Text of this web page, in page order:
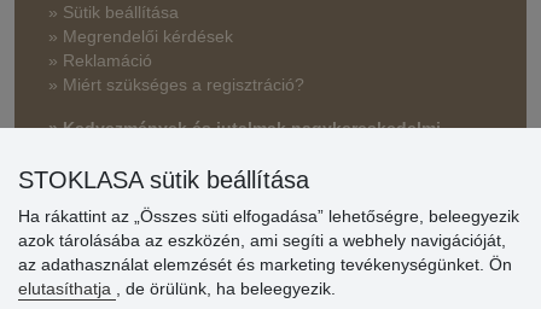
» Sütik beállítása
» Megrendelői kérdések
» Reklamáció
» Miért szükséges a regisztráció?
» Kedvezmények és jutalmak nagykereskedelmi
Vásárlók
STOKLASA sütik beállítása
Ha rákattint az „Összes süti elfogadása” lehetőségre, beleegyezik
azok tárolásába az eszközén, ami segíti a webhely navigációját,
az adathasználat elemzését és marketing tevékenységünket. Ön
elutasíthatja
, de örülünk, ha beleegyezik.